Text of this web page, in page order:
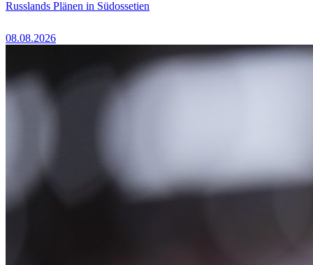
Russlands Plänen in Südossetien
08.08.2026